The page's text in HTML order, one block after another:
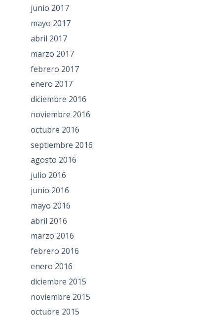
junio 2017
mayo 2017
abril 2017
marzo 2017
febrero 2017
enero 2017
diciembre 2016
noviembre 2016
octubre 2016
septiembre 2016
agosto 2016
julio 2016
junio 2016
mayo 2016
abril 2016
marzo 2016
febrero 2016
enero 2016
diciembre 2015
noviembre 2015
octubre 2015